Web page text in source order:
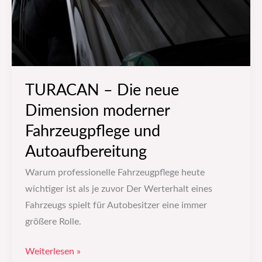
TURACAN – Die neue
Dimension moderner
Fahrzeugpflege und
Autoaufbereitung
Warum professionelle Fahrzeugpflege heute
wichtiger ist als je zuvor Der Werterhalt eines
Fahrzeugs spielt für Autobesitzer eine immer
größere Rolle.
Fahrzeugpflege
Autoaufbereitung
Weiterlesen »